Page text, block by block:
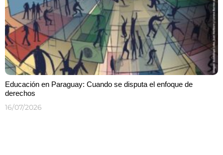
Educación en Paraguay: Cuando se disputa el enfoque de
derechos
16/07/2026